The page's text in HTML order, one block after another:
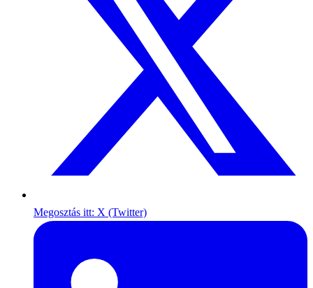
Megosztás itt: X (Twitter)